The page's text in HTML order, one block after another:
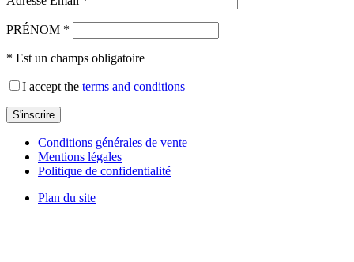
PRÉNOM *
* Est un champs obligatoire
I accept the terms and conditions
Conditions générales de vente
Mentions légales
Politique de confidentialité
Plan du site